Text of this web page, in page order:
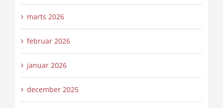
marts 2026
februar 2026
januar 2026
december 2025